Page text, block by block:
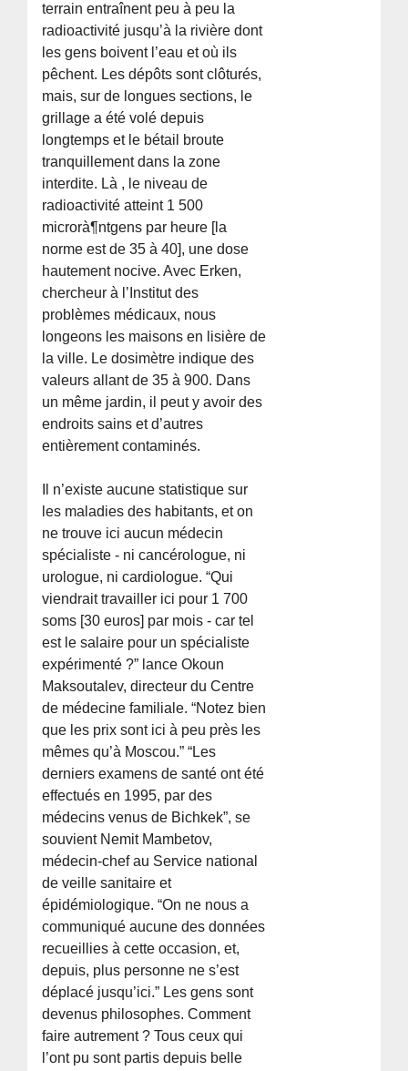
terrain entraînent peu à peu la
radioactivité jusqu’à la rivière dont
les gens boivent l’eau et où ils
pêchent. Les dépôts sont clôturés,
mais, sur de longues sections, le
grillage a été volé depuis
longtemps et le bétail broute
tranquillement dans la zone
interdite. Là , le niveau de
radioactivité atteint 1 500
microrà¶ntgens par heure [la
norme est de 35 à 40], une dose
hautement nocive. Avec Erken,
chercheur à l’Institut des
problèmes médicaux, nous
longeons les maisons en lisière de
la ville. Le dosimètre indique des
valeurs allant de 35 à 900. Dans
un même jardin, il peut y avoir des
endroits sains et d’autres
entièrement contaminés.
Il n’existe aucune statistique sur
les maladies des habitants, et on
ne trouve ici aucun médecin
spécialiste - ni cancérologue, ni
urologue, ni cardiologue. “Qui
viendrait travailler ici pour 1 700
soms [30 euros] par mois - car tel
est le salaire pour un spécialiste
expérimenté ?” lance Okoun
Maksoutalev, directeur du Centre
de médecine familiale. “Notez bien
que les prix sont ici à peu près les
mêmes qu’à Moscou.” “Les
derniers examens de santé ont été
effectués en 1995, par des
médecins venus de Bichkek”, se
souvient Nemit Mambetov,
médecin-chef au Service national
de veille sanitaire et
épidémiologique. “On ne nous a
communiqué aucune des données
recueillies à cette occasion, et,
depuis, plus personne ne s’est
déplacé jusqu’ici.” Les gens sont
devenus philosophes. Comment
faire autrement ? Tous ceux qui
l’ont pu sont partis depuis belle